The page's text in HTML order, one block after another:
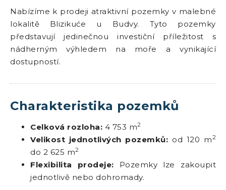
Nabízíme k prodeji atraktivní pozemky v malebné
lokalitě Blizikuće u Budvy. Tyto pozemky
představují jedinečnou investiční příležitost s
nádherným výhledem na moře a vynikající
dostupností.
Charakteristika pozemků
Celková rozloha: 4 753 m2
Velikost jednotlivých pozemků: od 120 m2
do 2 625 m2
Flexibilita prodeje: Pozemky lze zakoupit
jednotlivě nebo dohromady.